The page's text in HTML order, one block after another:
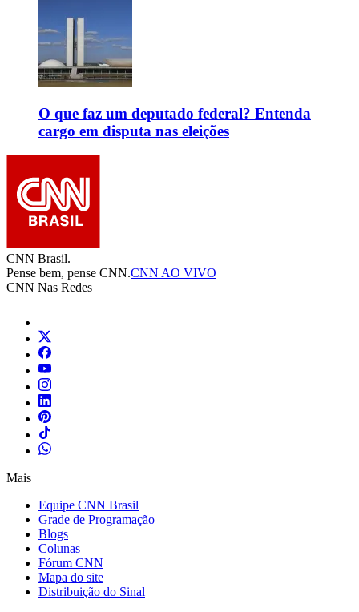
O que faz um deputado federal? Entenda
cargo em disputa nas eleições
CNN Brasil.
Pense bem, pense CNN.CNN AO VIVO
CNN Nas Redes
Mais
Equipe CNN Brasil
Grade de Programação
Blogs
Colunas
Fórum CNN
Mapa do site
Distribuição do Sinal